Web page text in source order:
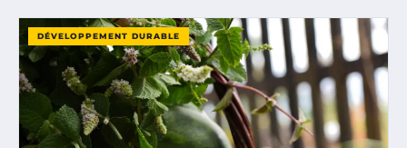
DÉVELOPPEMENT DURABLE